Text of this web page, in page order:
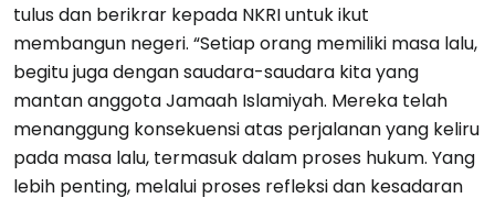
tulus dan berikrar kepada NKRI untuk ikut
membangun negeri. “Setiap orang memiliki masa lalu,
begitu juga dengan saudara-saudara kita yang
mantan anggota Jamaah Islamiyah. Mereka telah
menanggung konsekuensi atas perjalanan yang keliru
pada masa lalu, termasuk dalam proses hukum. Yang
lebih penting, melalui proses refleksi dan kesadaran